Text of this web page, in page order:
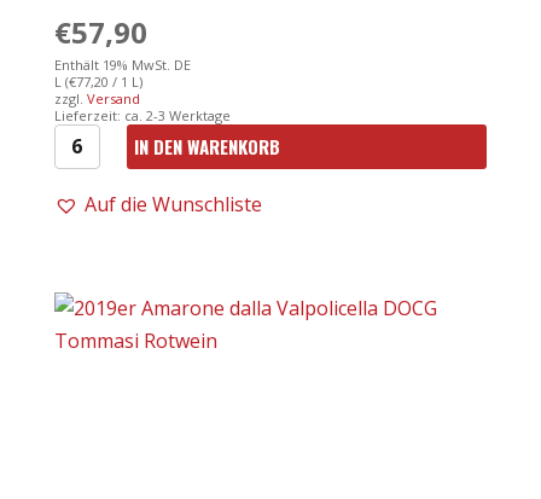
€57,90
Enthält 19% MwSt. DE
L (€77,20 / 1 L)
zzgl. Versand
Lieferzeit: ca. 2-3 Werktage
18er
Mille
notte
IN DEN WARENKORB
Auf die Wunschliste